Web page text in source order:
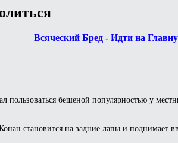
Всяческий Бред - Идти на
пользоваться бешеной популярностью у
становится на задние лапы и поднимает